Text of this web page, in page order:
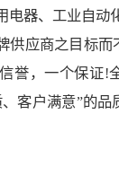
电器、工业自动
供应商之目标而
誉，一个保证!
客户满意”的品